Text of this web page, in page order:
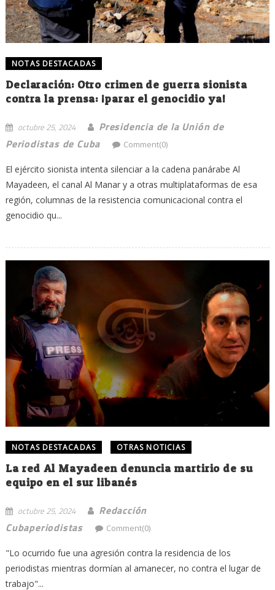
NOTAS DESTACADAS
Declaración: Otro crimen de guerra sionista
contra la prensa: ¡parar el genocidio ya!
octubre 25, 2024
Presidencia de la Unión de
Periodistas de Cuba
Comment(0)
El ejército sionista intenta silenciar a la cadena panárabe Al
Mayadeen, el canal Al Manar y a otras multiplataformas de esa
región, columnas de la resistencia comunicacional contra el
genocidio qu...
NOTAS DESTACADAS OTRAS NOTICIAS
La red Al Mayadeen denuncia martirio de su
equipo en el sur libanés
octubre 25, 2024
Redacción
Cubaperiodistas
Comment(0)
"Lo ocurrido fue una agresión contra la residencia de los
periodistas mientras dormían al amanecer, no contra el lugar de
trabajo"...